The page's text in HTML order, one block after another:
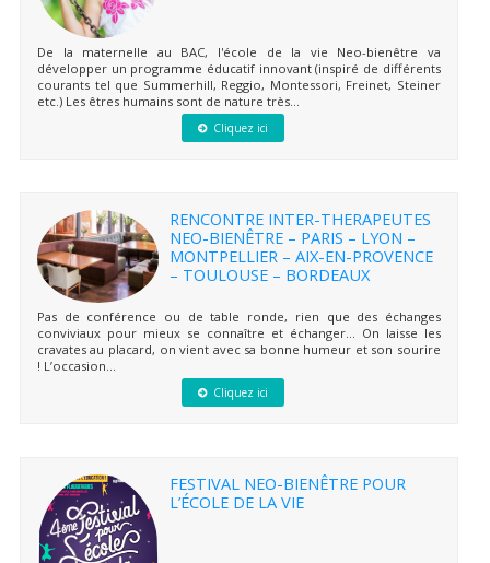
De la maternelle au BAC, l'école de la vie Neo-bienêtre va
développer un programme éducatif innovant (inspiré de différents
courants tel que Summerhill, Reggio, Montessori, Freinet, Steiner
etc.) Les êtres humains sont de nature très...
Cliquez ici
RENCONTRE INTER-THERAPEUTES
NEO-BIENÊTRE – PARIS – LYON –
MONTPELLIER – AIX-EN-PROVENCE
– TOULOUSE – BORDEAUX
Pas de conférence ou de table ronde, rien que des échanges
conviviaux pour mieux se connaître et échanger… On laisse les
cravates au placard, on vient avec sa bonne humeur et son sourire
! L’occasion...
Cliquez ici
FESTIVAL NEO-BIENÊTRE POUR
L’ÉCOLE DE LA VIE